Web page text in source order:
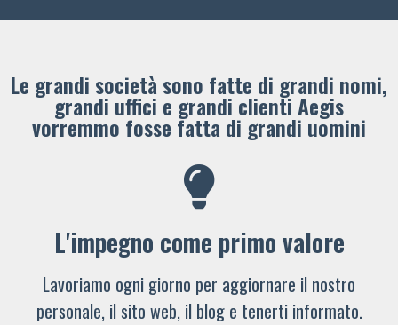
Le grandi società sono fatte di grandi nomi,
grandi uffici e grandi clienti ​Aegis
vorremmo fosse fatta di grandi uomini
L'impegno come primo valore
Lavoriamo ogni giorno per aggiornare il nostro
personale, il sito web, il blog e tenerti informato.